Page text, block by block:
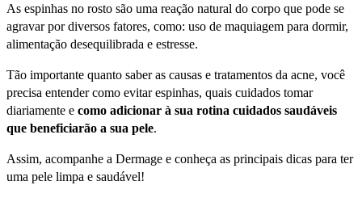
As espinhas no rosto são uma reação natural do corpo que pode se
agravar por diversos fatores, como: uso de maquiagem para dormir,
alimentação desequilibrada e estresse.
Tão importante quanto saber as causas e tratamentos da acne, você
precisa entender como evitar espinhas, quais cuidados tomar
diariamente e como adicionar à sua rotina cuidados saudáveis
que beneficiarão a sua pele.
Assim, acompanhe a Dermage e conheça as principais dicas para ter
uma pele limpa e saudável!